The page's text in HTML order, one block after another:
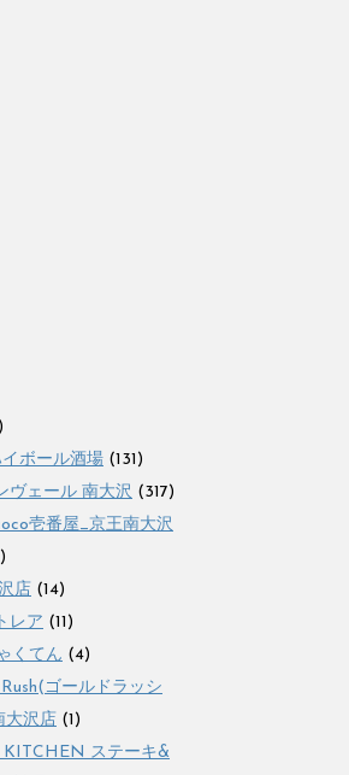
ボール酒場 (131)
ヴェール 南大沢 (317)
壱番屋_京王南大沢
店 (14)
レア (11)
くてん (4)
ゴールドラッシ
大沢店 (1)
KITCHEN ステーキ&